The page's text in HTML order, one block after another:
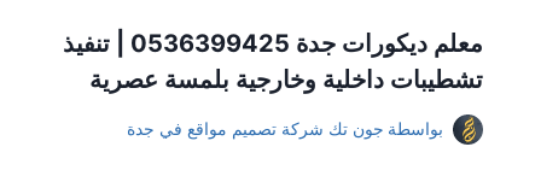
معلم ديكورات جدة 0536399425 | تنفيذ
تشطيبات داخلية وخارجية بلمسة عصرية
بواسطة جون تك شركة تصميم مواقع في جدة